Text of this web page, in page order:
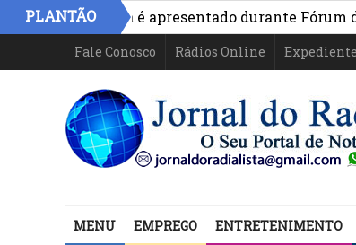
PLANTÃO
na Bahia é apresentado durante Fórum de
Fale Conosco Rádios Online Expediente
MENU EMPREGO ENTRETENIMENTO